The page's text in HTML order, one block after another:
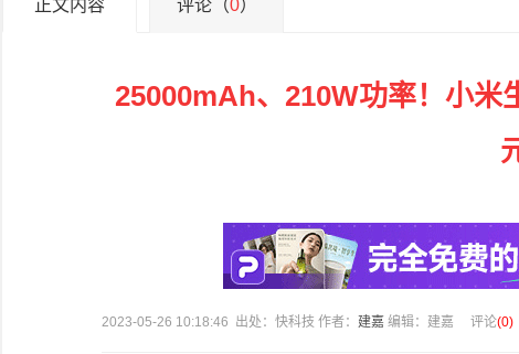
正文内容 评论（0）
25000mAh、210W功率！小米
2023-05-26 10:18:46 出处：快科技 作者： 建嘉 编辑：建嘉 评论(0)